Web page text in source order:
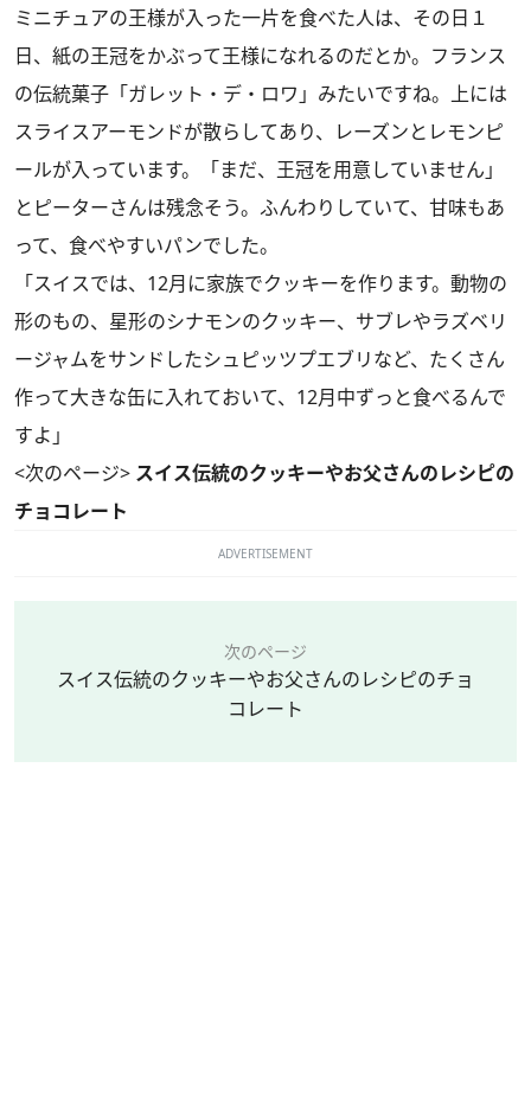
ミニチュアの王様が入った一片を食べた人は、その日１
日、紙の王冠をかぶって王様になれるのだとか。フランス
の伝統菓子「ガレット・デ・ロワ」みたいですね。上には
スライスアーモンドが散らしてあり、レーズンとレモンピ
ールが入っています。「まだ、王冠を用意していません」
とピーターさんは残念そう。ふんわりしていて、甘味もあ
って、食べやすいパンでした。
「スイスでは、12月に家族でクッキーを作ります。動物の
形のもの、星形のシナモンのクッキー、サブレやラズベリ
ージャムをサンドしたシュピッツプエブリなど、たくさん
作って大きな缶に入れておいて、12月中ずっと食べるんで
すよ」
<次のページ> スイス伝統のクッキーやお父さんのレシピの
チョコレート
ADVERTISEMENT
次のページ
スイス伝統のクッキーやお父さんのレシピのチョ
コレート